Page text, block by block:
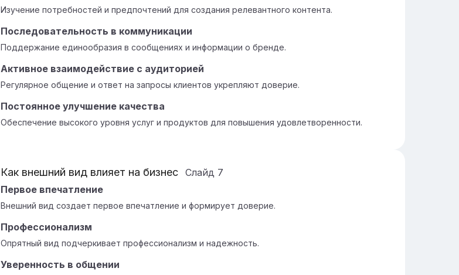
Изучение потребностей и предпочтений для создания релевантного контента.
Последовательность в коммуникации
Поддержание единообразия в сообщениях и информации о бренде.
Активное взаимодействие с аудиторией
Регулярное общение и ответ на запросы клиентов укрепляют доверие.
Постоянное улучшение качества
Обеспечение высокого уровня услуг и продуктов для повышения удовлетворенности.
Как внешний вид влияет на бизнес Слайд 7
Первое впечатление
Внешний вид создает первое впечатление и формирует доверие.
Профессионализм
Опрятный вид подчеркивает профессионализм и надежность.
Уверенность в общении